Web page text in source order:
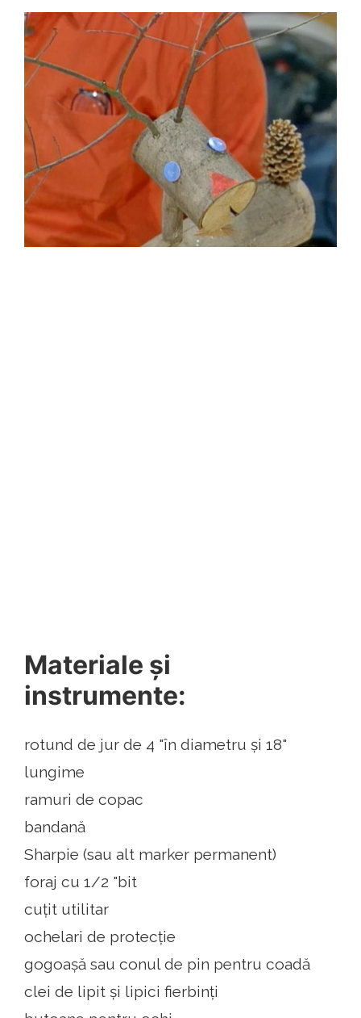
Materiale și
instrumente:
rotund de jur de 4 "în diametru și 18"
lungime
ramuri de copac
bandană
Sharpie (sau alt marker permanent)
foraj cu 1/2 "bit
cuțit utilitar
ochelari de protecție
gogoașă sau conul de pin pentru coadă
clei de lipit și lipici fierbinți